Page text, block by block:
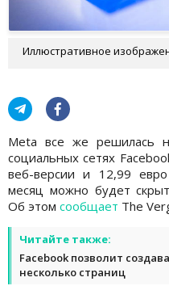
Иллюстративное
Meta все же решилась
социальных сетях
веб-версии и 12,99
месяц можно будет
Об этом сообщает The
Читайте также:
Facebook позволит
несколько страниц